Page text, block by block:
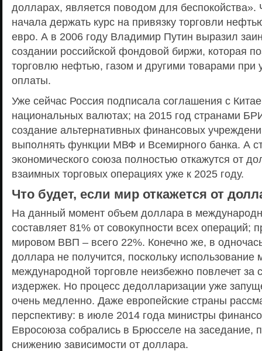
долларах, является поводом для беспокойства».
начала держать курс на привязку торговли
евро. А в 2006 году Владимир Путин выразил
создании российской фондовой биржи, которая
торговлю нефтью, газом и другими товарами при
оплаты.
Уже сейчас Россия подписала соглашения с
национальных валютах; на 2015 год странами
создание альтернативных финансовых
выполнять функции МВФ и Всемирного банка. А
экономического союза полностью откажутся от
взаимных торговых операциях уже к 2025 году.
Что будет, если мир откажется от
На данный момент объем доллара в
составляет 81% от совокупности всех
мировом ВВП – всего 22%. Конечно же, в
доллара не получится, поскольку использование
международной торговле неизбежно повлечет за
издержек. Но процесс дедолларизации уже
очень медленно. Даже европейские страны
перспективу: в июле 2014 года министры
Евросоюза собрались в Брюсселе на заседание,
снижению зависимости от доллара.